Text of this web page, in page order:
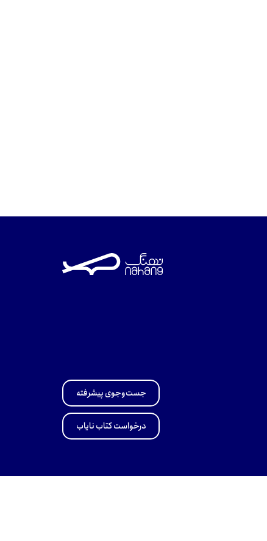
جست‌وجوی پیشرفته
درخواست کتاب نایاب